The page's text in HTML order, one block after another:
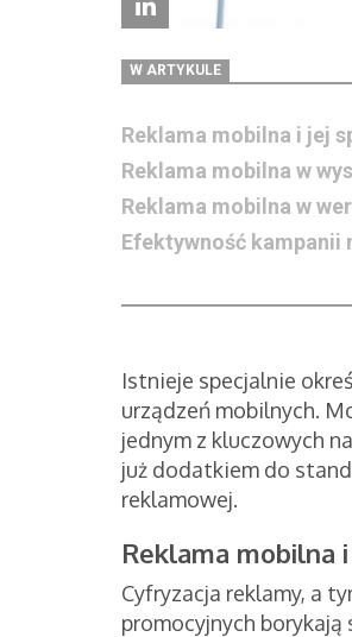
W ARTYKULE
Reklama mobilna i jej
Reklama mobilna w
Reklama mobilna w
Efektywność kampanii
Istnieje specjalnie
urządzeń mobilnych.
jednym z kluczowych
już dodatkiem do
reklamowej.
Reklama mobilna
Cyfryzacja reklamy, a
promocyjnych